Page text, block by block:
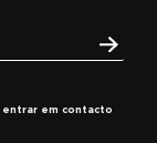
entrar em contacto